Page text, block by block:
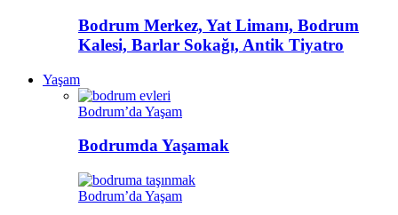
Bodrum Merkez, Yat Limanı, Bodrum
Kalesi, Barlar Sokağı, Antik Tiyatro
Yaşam
Bodrum’da Yaşam
Bodrumda Yaşamak
Bodrum’da Yaşam